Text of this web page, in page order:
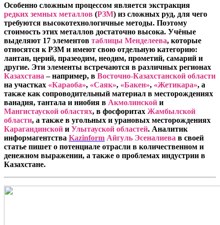
Особенно сложным процессом является экстракция
редких земных металлов (РЗМ) из сложных руд, для чего
требуются высокотехнологичные методы. Поэтому
стоимость этих металлов достаточно высока. Учёные
выделяют 17 элементов таблицы Менделеева, которые
относятся к РЗМ и имеют свою отдельную категорию:
лантан, церий, празеодим, неодим, прометий, самарий и
другие. Эти элементы встречаются в различных регионах
Казахстана – например, в Восточно-Казахстанской области
на участках «Караоба», «Саяк», «Бакен», «Жетикара», а
также как сопроводительный материал в месторождениях
ванадия, тантала и ниобия в Акмолинской и
Мангистауской областях, в фосфоритах Жамбылской
области, а также в угольных и урановых месторождениях
Карагандинской и Улытауской областей. Аналитик
информагентства Kazinform Айгуль Эсеналиева в своей
статье пишет о потенциале отрасли в количественном и
денежном выражении, а также о проблемах индустрии в
Казахстане.